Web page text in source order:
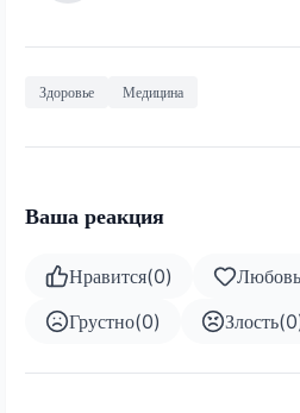
Здоровье Медицина
Ваша реакция
Нравится(0) Любовь
Грустно(0) Злость(0